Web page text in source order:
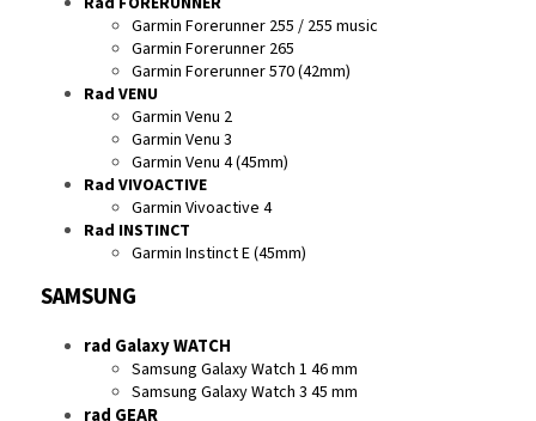
Garmin Forerunner 255 / 255 music
Garmin Forerunner 265
Garmin Forerunner 570 (42mm)
Rad VENU
Garmin Venu 2
Garmin Venu 3
Garmin Venu 4 (45mm)
Rad VIVOACTIVE
Garmin Vivoactive 4
Rad INSTINCT
Garmin Instinct E (45mm)
SAMSUNG
rad Galaxy WATCH
Samsung Galaxy Watch 1 46 mm
Samsung Galaxy Watch 3 45 mm
rad GEAR